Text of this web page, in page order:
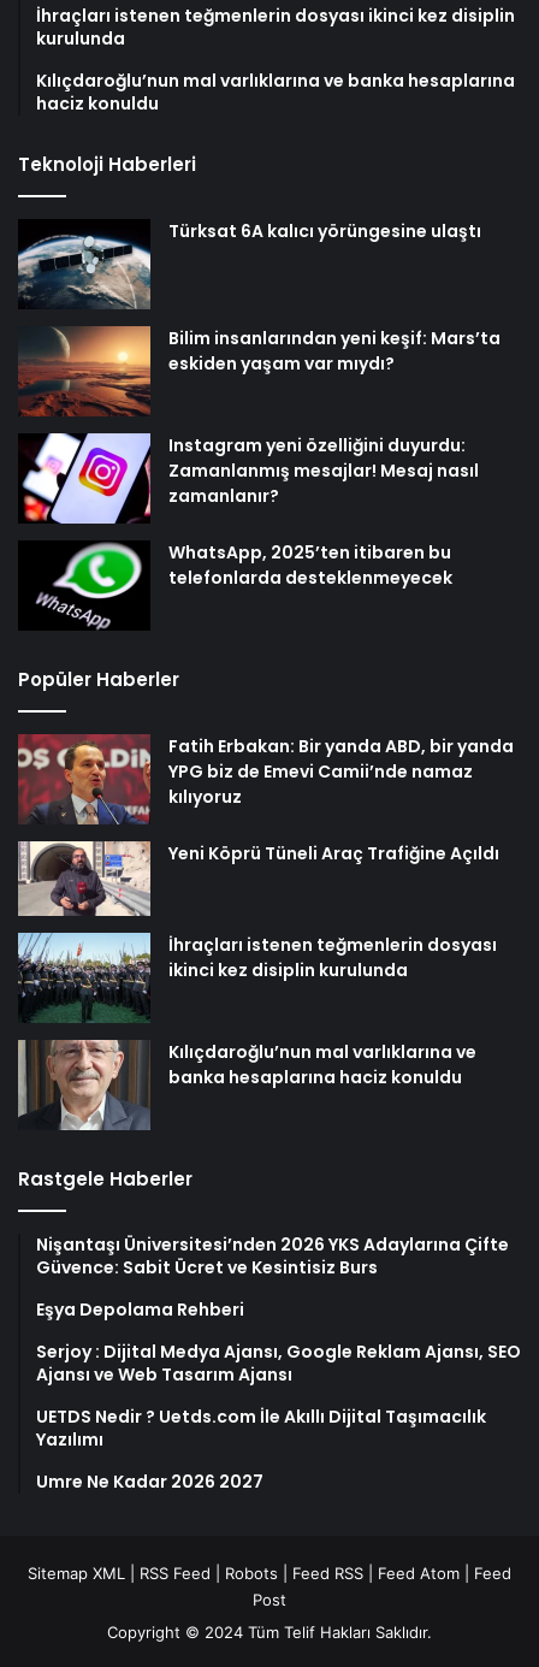
İhraçları istenen teğmenlerin dosyası ikinci kez disiplin
kurulunda
Kılıçdaroğlu’nun mal varlıklarına ve banka hesaplarına
haciz konuldu
Teknoloji Haberleri
Türksat 6A kalıcı yörüngesine ulaştı
Bilim insanlarından yeni keşif: Mars’ta
eskiden yaşam var mıydı?
Instagram yeni özelliğini duyurdu:
Zamanlanmış mesajlar! Mesaj nasıl
zamanlanır?
WhatsApp, 2025’ten itibaren bu
telefonlarda desteklenmeyecek
Popüler Haberler
Fatih Erbakan: Bir yanda ABD, bir yanda
YPG biz de Emevi Camii’nde namaz
kılıyoruz
Yeni Köprü Tüneli Araç Trafiğine Açıldı
İhraçları istenen teğmenlerin dosyası
ikinci kez disiplin kurulunda
Kılıçdaroğlu’nun mal varlıklarına ve
banka hesaplarına haciz konuldu
Rastgele Haberler
Nişantaşı Üniversitesi’nden 2026 YKS Adaylarına Çifte
Güvence: Sabit Ücret ve Kesintisiz Burs
Eşya Depolama Rehberi
Serjoy : Dijital Medya Ajansı, Google Reklam Ajansı, SEO
Ajansı ve Web Tasarım Ajansı
UETDS Nedir ? Uetds.com İle Akıllı Dijital Taşımacılık
Yazılımı
Umre Ne Kadar 2026 2027
Sitemap XML RSS Feed Robots Feed RSS Feed Atom
Feed
Post
Copyright © 2024 Tüm Telif Hakları Saklıdır.